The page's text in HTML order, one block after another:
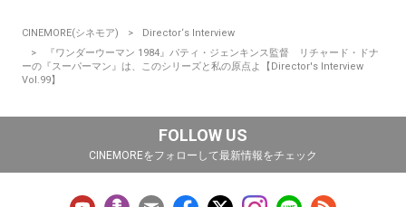
CINEMORE(シネモア)
Director‘s Interview
『ワンダーウーマン 1984』パティ・ジェンキンス監督 リチャード・ドナ
ーの『スーパーマン』は、このシリーズと私の原点よ【Director's Interview
Vol.99】
FOLLOW US
CINEMOREをフォローして最新情報をチェック